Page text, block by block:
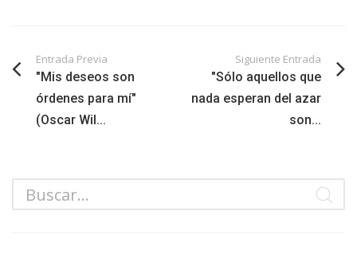
Entrada Previa
"Mis deseos son
órdenes para mí"
(Oscar Wil...
Siguiente Entrada
"Sólo aquellos que
nada esperan del azar
son...